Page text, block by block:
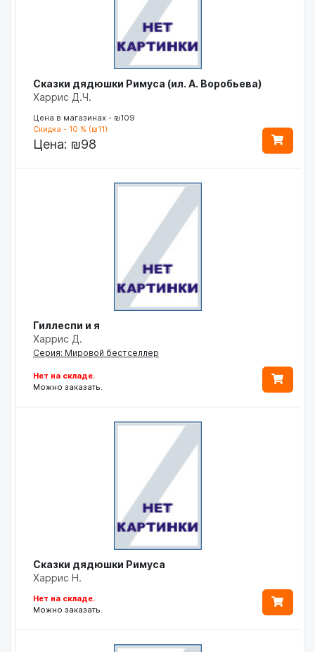
Сказки дядюшки Римуса (ил. А. Воробьева)
Харрис Д.Ч.
Цена в магазинах - ₪109
Скидка - 10 % (₪11)
Цена: ₪98
Гиллеспи и я
Харрис Д.
Серия: Мировой бестселлер
Нет на складе.
Можно заказать.
Сказки дядюшки Римуса
Харрис Н.
Нет на складе.
Можно заказать.